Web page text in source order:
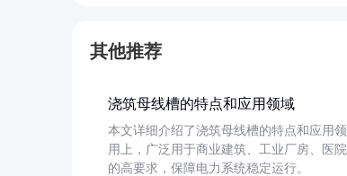
其他推荐
浇筑母线槽的特点和应用领域
本文详细介绍了浇筑母线槽的特点和应用
用上，广泛用于商业建筑、工业厂房、医
的高要求，保障电力系统稳定运行。